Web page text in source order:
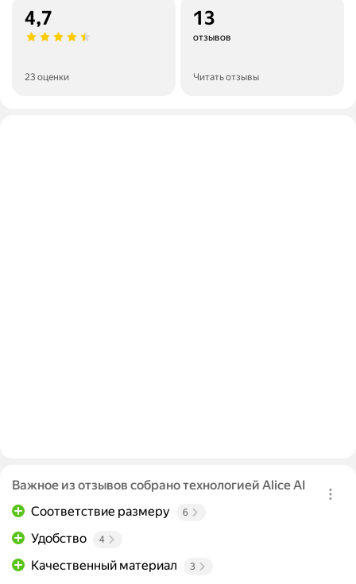
4,7
23 оценки
13
отзывов
Читать отзывы
Важное из отзывов собрано технологией Alice AI
Соответствие размеру
6
Удобство 4
Качественный материал 3